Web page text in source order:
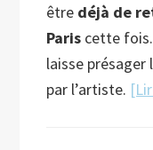
être déjà de
Paris cette
laisse présager
par l’artiste.